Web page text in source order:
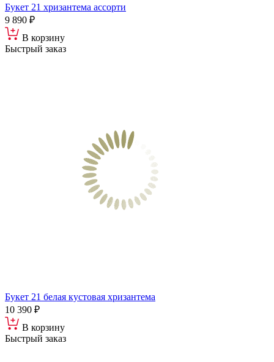
Букет 21 хризантема ассорти
9 890 ₽
В корзину
Быстрый заказ
Букет 21 белая кустовая хризантема
10 390 ₽
В корзину
Быстрый заказ